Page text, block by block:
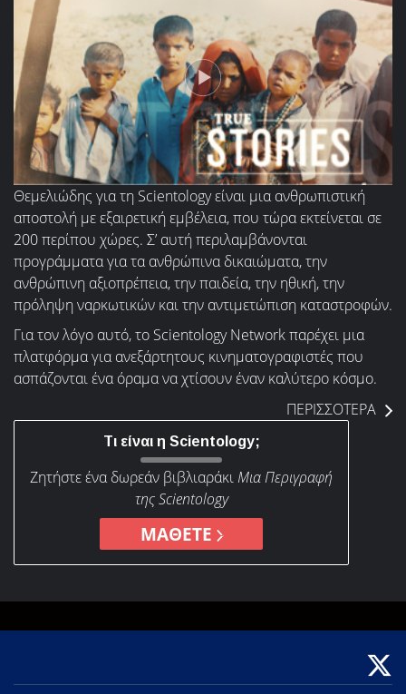
Θεμελιώδης για τη Scientology είναι μια ανθρωπιστική
αποστολή με εξαιρετική εμβέλεια, που τώρα εκτείνεται σε
200 περίπου χώρες. Σ’ αυτή περιλαμβάνονται
προγράμματα για τα ανθρώπινα δικαιώματα, την
ανθρώπινη αξιοπρέπεια, την παιδεία, την ηθική, την
πρόληψη ναρκωτικών και την αντιμετώπιση καταστροφών.
Για τον λόγο αυτό, το Scientology Network παρέχει μια
πλατφόρμα για ανεξάρτητους κινηματογραφιστές που
ασπάζονται ένα όραμα να χτίσουν έναν καλύτερο κόσμο.
ΠΕΡΙΣΣΟΤΕΡΑ
Τι είναι η Scientology;
Ζητήστε ένα δωρεάν βιβλιαράκι Μια Περιγραφή
της Scientology
ΜΑΘΕΤΕ